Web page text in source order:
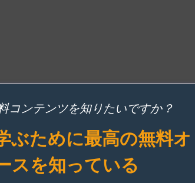
コンテンツを知りたいですか？
ぶために最高の無料オ
スを知っている